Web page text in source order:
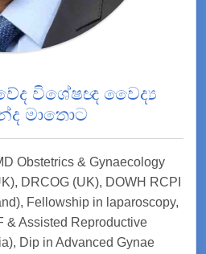
විශේෂඥ වෛද්‍ය
මාතොට
Obstetrics & Gynaecology
DRCOG (UK), DOWH RCPI
Fellowship in laparoscopy,
& Assisted Reproductive
Dip in Advanced Gynae